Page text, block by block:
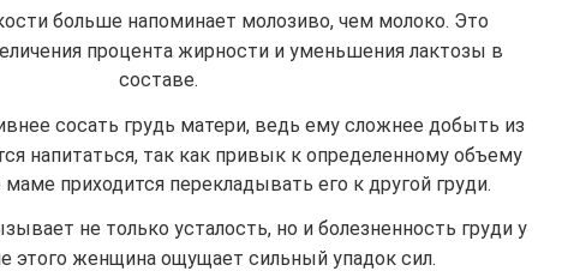
больше напоминает молозиво, чем молоко. Это
процента жирности и уменьшения лактозы в
составе.
сосать грудь матери, ведь ему сложнее добыть из
напитаться, так как привык к определенному объему
маме приходится перекладывать его к другой груди.
не только усталость, но и болезненность груди у
этого женщина ощущает сильный упадок сил.